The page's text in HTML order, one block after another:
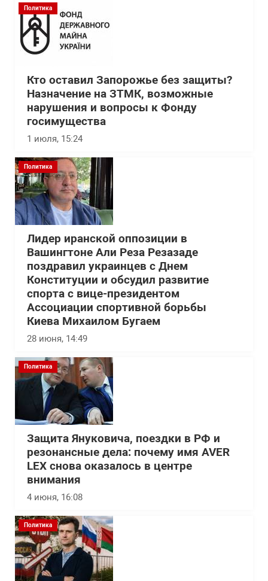
Политика
Кто оставил Запорожье без защиты?
Назначение на ЗТМК, возможные
нарушения и вопросы к Фонду
госимущества
1 июля, 15:24
Политика
Лидер иранской оппозиции в
Вашингтоне Али Реза Резазаде
поздравил украинцев с Днем
Конституции и обсудил развитие
спорта с вице-президентом
Ассоциации спортивной борьбы
Киева Михаилом Бугаем
28 июня, 14:49
Политика
Защита Януковича, поездки в РФ и
резонансные дела: почему имя AVER
LEX снова оказалось в центре
внимания
4 июня, 16:08
Политика